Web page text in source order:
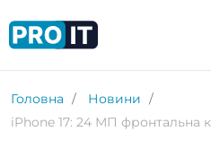
Головна
Новини